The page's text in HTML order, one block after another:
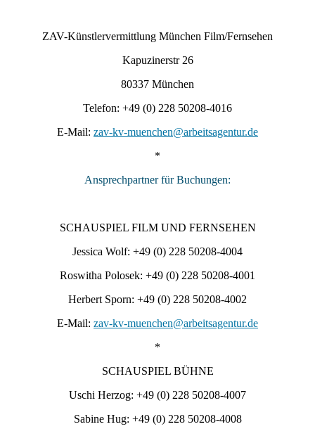
ZAV-Künstlervermittlung München Film/Fernsehen
Kapuzinerstr 26
80337 München
Telefon: +49 (0) 228 50208-4016
E-Mail: zav-kv-muenchen@arbeitsagentur.de
*
Ansprechpartner für Buchungen:
SCHAUSPIEL FILM UND FERNSEHEN
Jessica Wolf: +49 (0) 228 50208-4004
Roswitha Polosek: +49 (0) 228 50208-4001
Herbert Sporn: +49 (0) 228 50208-4002
E-Mail: zav-kv-muenchen@arbeitsagentur.de
*
SCHAUSPIEL BÜHNE
Uschi Herzog: +49 (0) 228 50208-4007
Sabine Hug: +49 (0) 228 50208-4008